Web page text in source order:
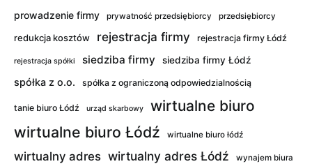
prowadzenie firmy prywatność przedsiębiorcy przedsiębiorcy
redukcja kosztów rejestracja firmy rejestracja firmy Łódź
rejestracja spółki siedziba firmy siedziba firmy Łódź
spółka z o.o. spółka z ograniczoną odpowiedzialnością
tanie biuro Łódź urząd skarbowy wirtualne biuro
wirtualne biuro Łódź wirtualne biuro łódź
wirtualny adres wirtualny adres Łódź wynajem biura